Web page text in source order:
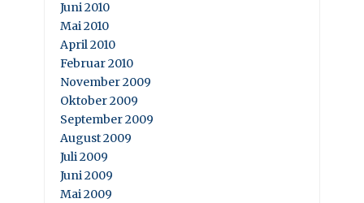
Juni 2010
Mai 2010
April 2010
Februar 2010
November 2009
Oktober 2009
September 2009
August 2009
Juli 2009
Juni 2009
Mai 2009